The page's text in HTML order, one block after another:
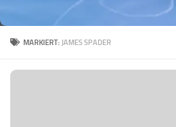
MARKIERT: JAMES SPADER